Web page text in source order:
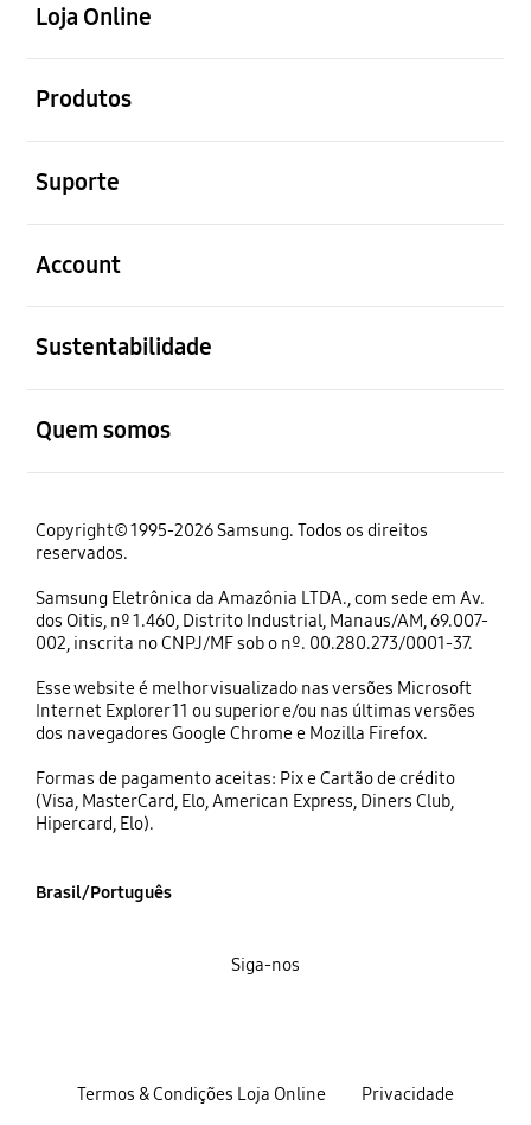
Loja Online
Produtos
Suporte
Account
Sustentabilidade
Quem somos
Copyright© 1995-2026 Samsung. Todos os direitos
reservados.
Samsung Eletrônica da Amazônia LTDA., com sede em Av.
dos Oitis, nº 1.460, Distrito Industrial, Manaus/AM, 69.007-
002, inscrita no CNPJ/MF sob o nº. 00.280.273/0001-37.
Esse website é melhor visualizado nas versões Microsoft
Internet Explorer 11 ou superior e/ou nas últimas versões
dos navegadores Google Chrome e Mozilla Firefox.
Formas de pagamento aceitas: Pix e Cartão de crédito
(Visa, MasterCard, Elo, American Express, Diners Club,
Hipercard, Elo).
Brasil/Português
Termos & Condições Loja Online Privacidade
Siga-nos